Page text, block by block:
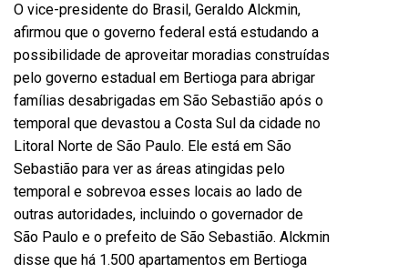
O vice-presidente do Brasil, Geraldo Alckmin,
afirmou que o governo federal está estudando a
possibilidade de aproveitar moradias construídas
pelo governo estadual em Bertioga para abrigar
famílias desabrigadas em São Sebastião após o
temporal que devastou a Costa Sul da cidade no
Litoral Norte de São Paulo. Ele está em São
Sebastião para ver as áreas atingidas pelo
temporal e sobrevoa esses locais ao lado de
outras autoridades, incluindo o governador de
São Paulo e o prefeito de São Sebastião. Alckmin
disse que há 1.500 apartamentos em Bertioga